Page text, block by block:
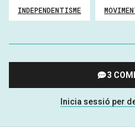
INDEPENDENTISME
3
Inicia sessió per